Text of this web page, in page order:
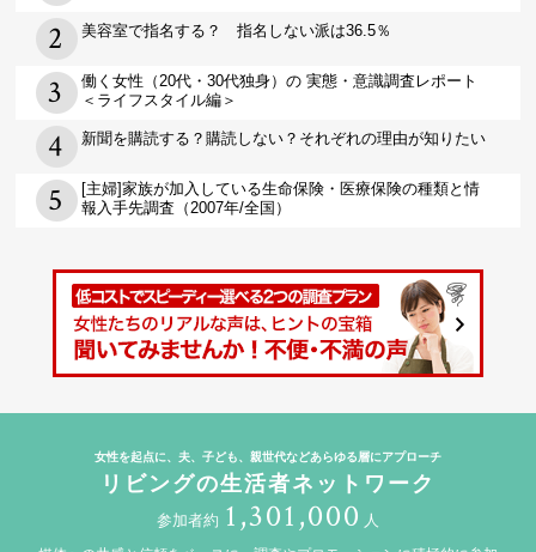
美容室で指名する？ 指名しない派は36.5％
働く女性（20代・30代独身）の 実態・意識調査レポート
＜ライフスタイル編＞
新聞を購読する？購読しない？それぞれの理由が知りたい
[主婦]家族が加入している生命保険・医療保険の種類と情
報入手先調査（2007年/全国）
女性を起点に、夫、子ども、親世代などあらゆる層にアプローチ
リビングの生活者ネットワーク
参加者約 1,301,000 人